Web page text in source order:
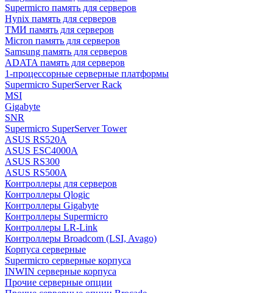
Supermicro память для серверов
Hynix память для серверов
ТМИ память для серверов
Micron память для серверов
Samsung память для серверов
ADATA память для серверов
1-процессорные серверные платформы
Supermicro SuperServer Rack
MSI
Gigabyte
SNR
Supermicro SuperServer Tower
ASUS RS520A
ASUS ESC4000A
ASUS RS300
ASUS RS500A
Контроллеры для серверов
Контроллеры Qlogic
Контроллеры Gigabyte
Контроллеры Supermicro
Контроллеры LR-Link
Контроллеры Broadcom (LSI, Avago)
Корпуса серверные
Supermicro серверные корпуса
INWIN серверные корпуса
Прочие серверные опции